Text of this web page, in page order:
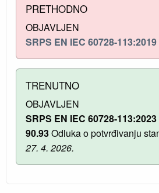
PRETHODNO
OBJAVLJEN
SRPS EN IEC 60728-113:2019
TRENUTNO
OBJAVLJEN
SRPS EN IEC 60728-113:2023
90.93Odluka o potvrđivanju
27. 4. 2026.